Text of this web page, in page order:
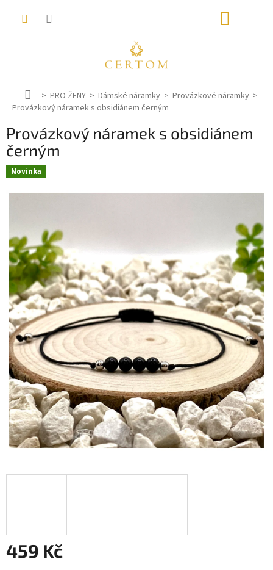
D
o
ů
PRO ŽENY Dámské náramky
Provázkové náramky
Provázkový náramek s obsidiánem černým
Provázkový náramek s obsidiánem
černým
Novinka
459 Kč